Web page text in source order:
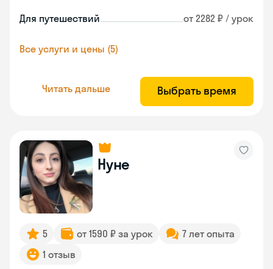
Для путешествий от 2282 ₽ / урок
Все услуги и цены (5)
Читать дальше Выбрать время
Нуне
5 от 1590 ₽ за урок
7 лет опыта
1 отзыв